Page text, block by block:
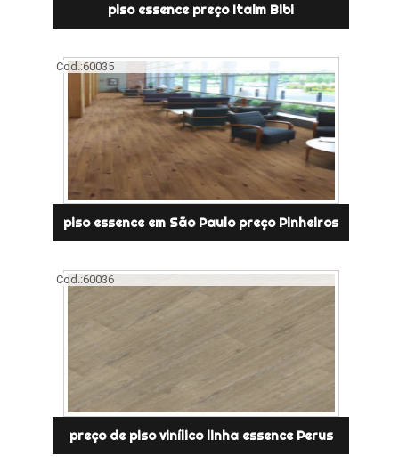
piso essence preço Itaim Bibi
Cod.:60035
piso essence em São Paulo preço Pinheiros
Cod.:60036
preço de piso vinílico linha essence Perus